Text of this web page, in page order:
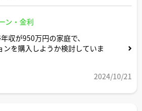
ン・金利
収が950万円の家庭で、
を購入しようか検討していま
万円
2024/10/21